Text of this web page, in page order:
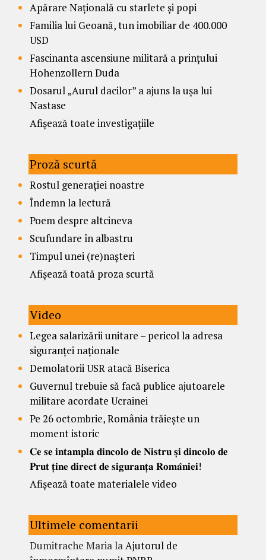
Apărare Națională cu starlete și popi
Familia lui Geoană, tun imobiliar de 400.000
USD
Fascinanta ascensiune militară a prințului
Hohenzollern Duda
Dosarul „Aurul dacilor” a ajuns la ușa lui
Nastase
Afișează toate investigațiile
Proză scurtă
Rostul generației noastre
Îndemn la lectură
Poem despre altcineva
Scufundare în albastru
Timpul unei (re)nașteri
Afișează toată proza scurtă
Video
Legea salarizării unitare – pericol la adresa
siguranței naționale
Demolatorii USR atacă Biserica
Guvernul trebuie să facă publice ajutoarele
militare acordate Ucrainei
Pe 26 octombrie, România trăiește un
moment istoric
𝐂𝐞 𝐬𝐞 𝐢𝐧𝐭𝐚𝐦𝐩𝐥𝐚 𝐝𝐢𝐧𝐜𝐨𝐥𝐨 𝐝𝐞 𝐍𝐢𝐬𝐭𝐫𝐮 𝐬̦𝐢 𝐝𝐢𝐧𝐜𝐨𝐥𝐨 𝐝𝐞
𝐏𝐫𝐮𝐭 𝐭̦𝐢𝐧𝐞 𝐝𝐢𝐫𝐞𝐜𝐭 𝐝𝐞 𝐬𝐢𝐠𝐮𝐫𝐚𝐧𝐭̦𝐚 𝐑𝐨𝐦𝐚̂𝐧𝐢𝐞𝐢!
Afișează toate materialele video
Ultimele comentarii
Dumitrache MarialaAjutorul de